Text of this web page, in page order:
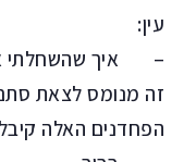
עין:
– איך שהשחלתי את
זה מנומס לצאת
הפחדנים האלה